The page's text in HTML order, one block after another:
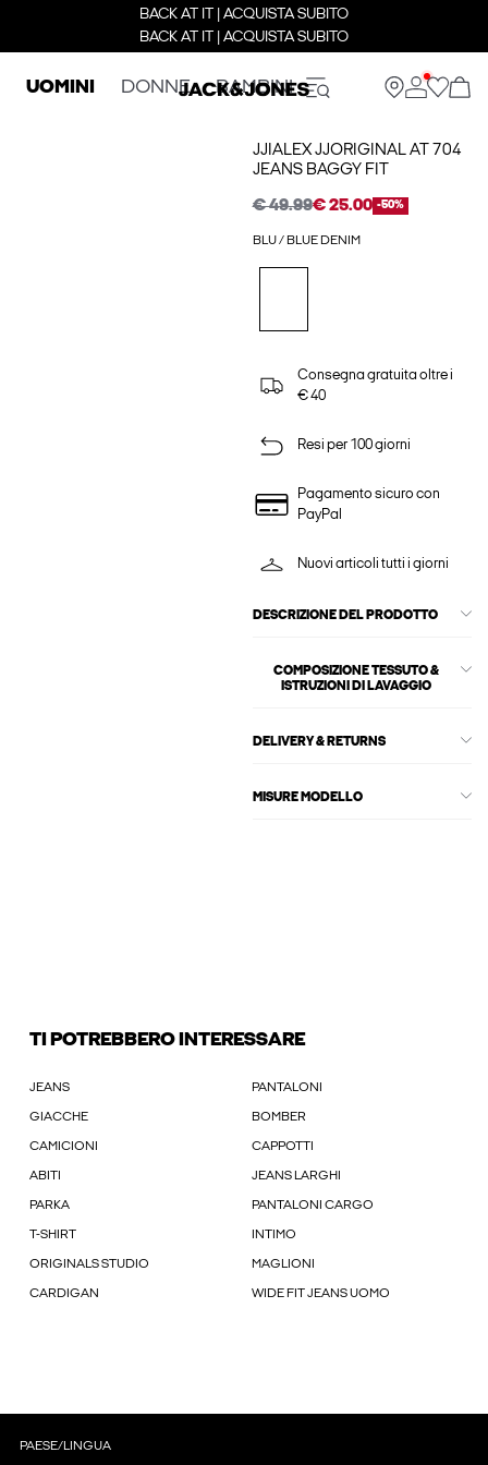
BACK AT IT | ACQUISTA SUBITO
BACK AT IT | ACQUISTA SUBITO
UOMINI DONNE BAMBINI
JJIALEX JJORIGINAL AT 704
JEANS BAGGY FIT
€ 49.99€ 25.00 -50%
BLU / BLUE DENIM
Consegna gratuita oltre i
€ 40
Resi per 100 giorni
Pagamento sicuro con
PayPal
Nuovi articoli tutti i giorni
DESCRIZIONE DEL PRODOTTO
COMPOSIZIONE TESSUTO &
ISTRUZIONI DI LAVAGGIO
DELIVERY & RETURNS
MISURE MODELLO
TI POTREBBERO INTERESSARE
JEANS PANTALONI
GIACCHE BOMBER
CAMICIONI CAPPOTTI
ABITI JEANS LARGHI
PARKA PANTALONI CARGO
T-SHIRT INTIMO
ORIGINALS STUDIO MAGLIONI
CARDIGAN WIDE FIT JEANS UOMO
PAESE/LINGUA